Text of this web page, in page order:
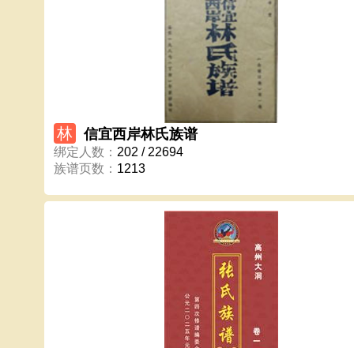
林 信宜西岸林氏族谱
绑定人数 ： 202 / 22694
族谱页数 ： 1213